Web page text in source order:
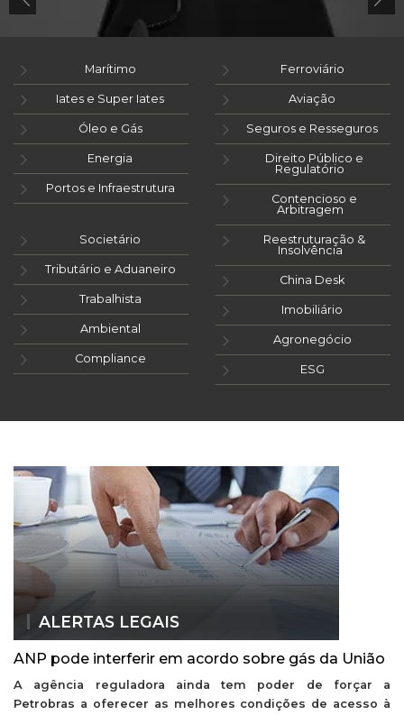
Marítimo
Iates e Super Iates
Óleo e Gás
Energia
Portos e Infraestrutura
Ferroviário
Aviação
Seguros e Resseguros
Direito Público e
Regulatório
Contencioso e
Arbitragem
Societário
Tributário e Aduaneiro
Trabalhista
Ambiental
Compliance
Reestruturação &
Insolvência
China Desk
Imobiliário
Agronegócio
ESG
ALERTAS LEGAIS
ANP pode interferir em acordo sobre gás da União
A agência reguladora ainda tem poder de forçar a
Petrobras a oferecer as melhores condições de acesso à